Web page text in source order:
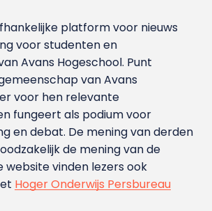
platform voor nieuws
voor studenten en
Avans Hoge­school. Punt
van Avans
voor hen relevante
fungeert als podium voor
en debat. De mening van derden
de mening van de
website vinden lezers ook
Hoger Onderwijs Persbureau